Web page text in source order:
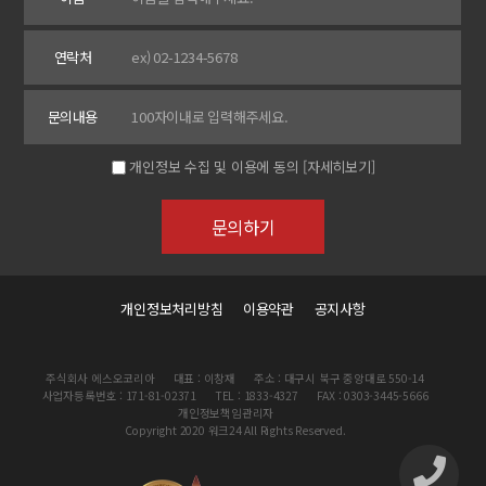
연락처
문의내용
개인정보 수집 및 이용에 동의 [자세히보기]
개인정보처리방침 이용약관 공지사항
주식회사 에스오코리아 대표 : 이창재
주소 : 대구시 북구 중앙대로 550-14
사업자등록번호 : 171-81-02371
TEL : 1833-4327
FAX : 0303-3445-5666
개인정보책임관리자
Copyright 2020 워크24 All Rights Reserved.